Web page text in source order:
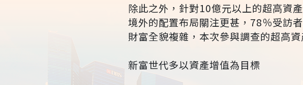
除此之外，針對10億元以上的超高資
境外的配置布局關注更甚，78％受訪
財富全貌複雜，本次參與調查的超高
新富世代多以資產增值為目標